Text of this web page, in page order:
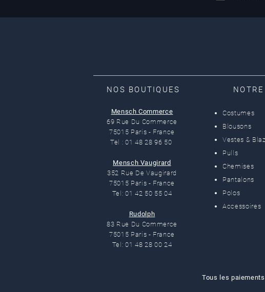
NOS BOUTIQUES
Mensch Commerce
69 Rue Du Commerce
75015 Paris - France
Tel : 01 48 28 96 50
Mensch Vaugirard
352 Rue De Vaugirard
75015 Paris - France
Tel: 01 42 50 55 04
Rudolph
83 Rue Du Commerce
75015 Paris - France
Tel: 01 48 28 00 24
Costumes
Blousons
Vestes &
Pulls
Chemises
Pantalons
Polos
Accessoires
Tous les